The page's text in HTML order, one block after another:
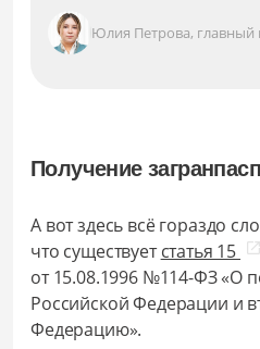
Юлия Петрова, главный
Получение
А вот здесь всё гораздо
что существуетстатья 15
от 15.08.1996 №114-ФЗ «О
Российской Федерации и
Федерацию».